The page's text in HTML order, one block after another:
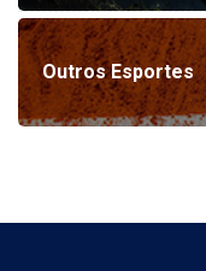
Outros Esportes